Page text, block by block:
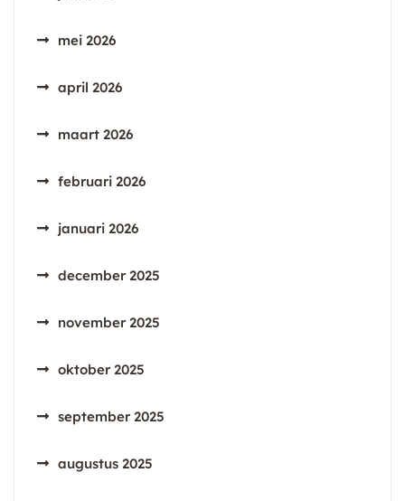
mei 2026
april 2026
maart 2026
februari 2026
januari 2026
december 2025
november 2025
oktober 2025
september 2025
augustus 2025